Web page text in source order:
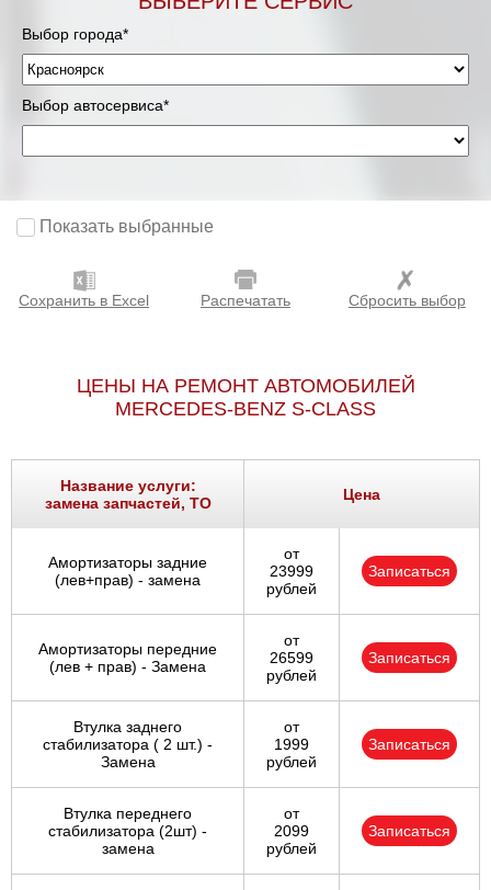
Выбор города*
Выбор автосервиса*
Показать выбранные
Сохранить в Excel Распечатать Сбросить выбор
ЦЕНЫ НА РЕМОНТ АВТОМОБИЛЕЙ
MERCEDES-BENZ S-CLASS
Название услуги:
замена запчастей, ТО
Цена
Амортизаторы задние
(лев+прав) - замена
от
23999
рублей
Записаться
Амортизаторы передние
(лев + прав) - Замена
от
26599
рублей
Записаться
Втулка заднего
стабилизатора ( 2 шт.) -
Замена
от
1999
рублей
Записаться
Втулка переднего
стабилизатора (2шт) -
замена
от
2099
рублей
Записаться